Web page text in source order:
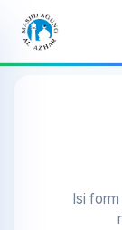
Isi form